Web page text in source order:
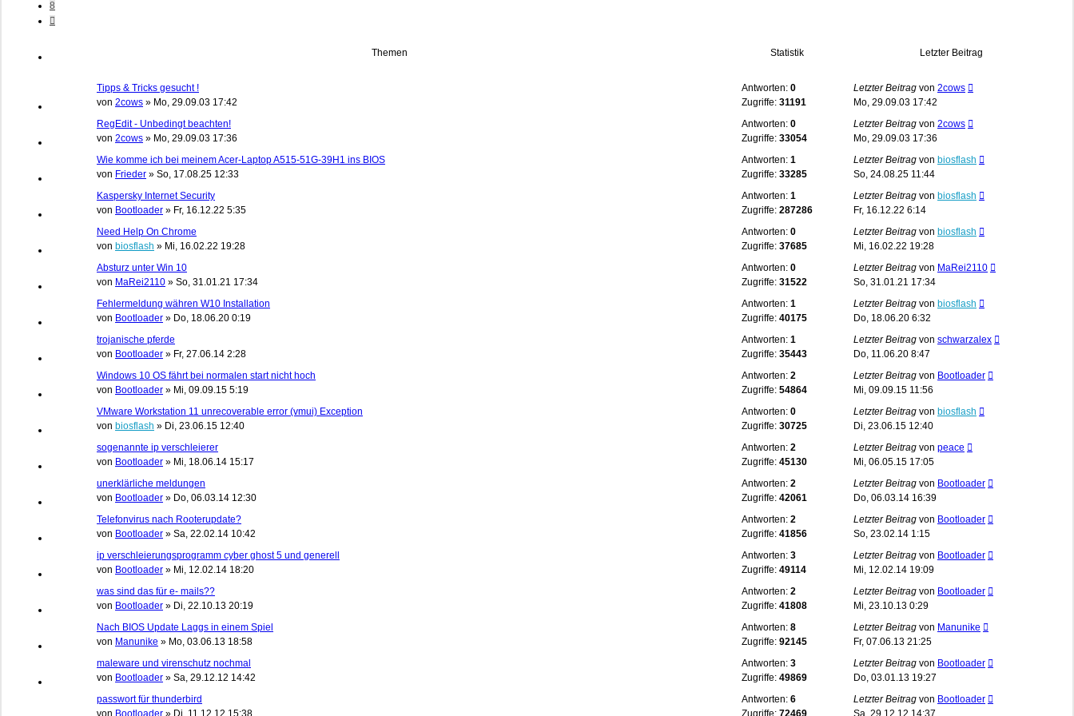
8
Themen Statistik Letzter Beitrag
Tipps & Tricks gesucht !
von 2cows » Mo, 29.09.03 17:42
Antworten: 0
Zugriffe: 31191
Letzter Beitrag von 2cows
Mo, 29.09.03 17:42
RegEdit - Unbedingt beachten!
von 2cows » Mo, 29.09.03 17:36
Antworten: 0
Zugriffe: 33054
Letzter Beitrag von 2cows
Mo, 29.09.03 17:36
Wie komme ich bei meinem Acer-Laptop A515-51G-39H1 ins BIOS
von Frieder » So, 17.08.25 12:33
Antworten: 1
Zugriffe: 33285
Letzter Beitrag von biosflash
So, 24.08.25 11:44
Kaspersky Internet Security
von Bootloader » Fr, 16.12.22 5:35
Antworten: 1
Zugriffe: 287286
Letzter Beitrag von biosflash
Fr, 16.12.22 6:14
Need Help On Chrome
von biosflash » Mi, 16.02.22 19:28
Antworten: 0
Zugriffe: 37685
Letzter Beitrag von biosflash
Mi, 16.02.22 19:28
Absturz unter Win 10
von MaRei2110 » So, 31.01.21 17:34
Antworten: 0
Zugriffe: 31522
Letzter Beitrag von MaRei2110
So, 31.01.21 17:34
Fehlermeldung währen W10 Installation
von Bootloader » Do, 18.06.20 0:19
Antworten: 1
Zugriffe: 40175
Letzter Beitrag von biosflash
Do, 18.06.20 6:32
trojanische pferde
von Bootloader » Fr, 27.06.14 2:28
Antworten: 1
Zugriffe: 35443
Letzter Beitrag von schwarzalex
Do, 11.06.20 8:47
Windows 10 OS fährt bei normalen start nicht hoch
von Bootloader » Mi, 09.09.15 5:19
Antworten: 2
Zugriffe: 54864
Letzter Beitrag von Bootloader
Mi, 09.09.15 11:56
VMware Workstation 11 unrecoverable error (vmui) Exception
von biosflash » Di, 23.06.15 12:40
Antworten: 0
Zugriffe: 30725
Letzter Beitrag von biosflash
Di, 23.06.15 12:40
sogenannte ip verschleierer
von Bootloader » Mi, 18.06.14 15:17
Antworten: 2
Zugriffe: 45130
Letzter Beitrag von peace
Mi, 06.05.15 17:05
unerklärliche meldungen
von Bootloader » Do, 06.03.14 12:30
Antworten: 2
Zugriffe: 42061
Letzter Beitrag von Bootloader
Do, 06.03.14 16:39
Telefonvirus nach Rooterupdate?
von Bootloader » Sa, 22.02.14 10:42
Antworten: 2
Zugriffe: 41856
Letzter Beitrag von Bootloader
So, 23.02.14 1:15
ip verschleierungsprogramm cyber ghost 5 und generell
von Bootloader » Mi, 12.02.14 18:20
Antworten: 3
Zugriffe: 49114
Letzter Beitrag von Bootloader
Mi, 12.02.14 19:09
was sind das für e- mails??
von Bootloader » Di, 22.10.13 20:19
Antworten: 2
Zugriffe: 41808
Letzter Beitrag von Bootloader
Mi, 23.10.13 0:29
Nach BIOS Update Laggs in einem Spiel
von Manunike » Mo, 03.06.13 18:58
Antworten: 8
Zugriffe: 92145
Letzter Beitrag von Manunike
Fr, 07.06.13 21:25
maleware und virenschutz nochmal
von Bootloader » Sa, 29.12.12 14:42
Antworten: 3
Zugriffe: 49869
Letzter Beitrag von Bootloader
Do, 03.01.13 19:27
passwort für thunderbird
von Bootloader » Di, 11.12.12 15:38
Antworten: 6
Zugriffe: 72469
Letzter Beitrag von Bootloader
Sa, 29.12.12 14:37